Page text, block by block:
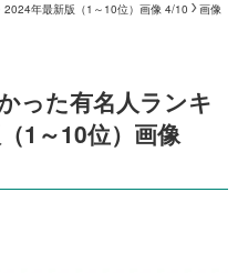
2024年最新版（1～10位）画像 4/10
画像
った有名人ランキ
1～10位）画像